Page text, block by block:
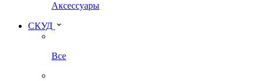
Аксессуары
СКУД
Все